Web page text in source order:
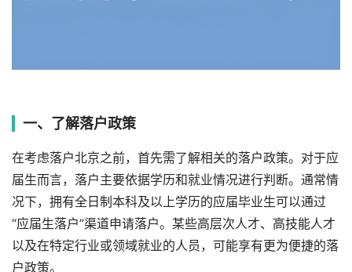
一、了解落户政策
在考虑落户北京之前，首先需了解相关的落户政策。对于应
届生而言，落户主要依据学历和就业情况进行判断。通常情
况下，拥有全日制本科及以上学历的应届毕业生可以通过
“应届生落户”渠道申请落户。某些高层次人才、高技能人才
以及在特定行业或领域就业的人员，可能享有更为便捷的落
户政策。